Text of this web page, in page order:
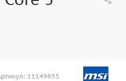
11149855